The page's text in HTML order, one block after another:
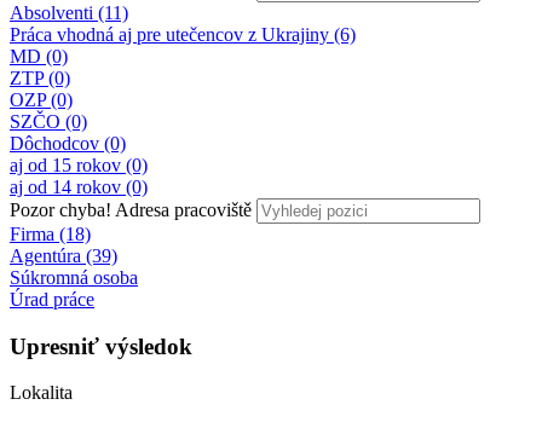
Absolventi (11)
Práca vhodná aj pre utečencov z Ukrajiny (6)
MD (0)
ZTP (0)
OZP (0)
SZČO (0)
Dôchodcov (0)
aj od 15 rokov (0)
aj od 14 rokov (0)
Pozor chyba! Adresa pracoviště
Firma (18)
Agentúra (39)
Súkromná osoba
Úrad práce
Upresniť výsledok
Lokalita